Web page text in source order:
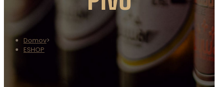
Domov>
ESHOP